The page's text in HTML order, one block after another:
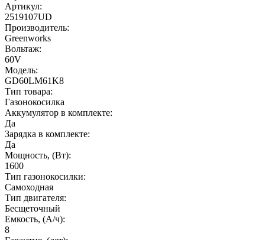
Артикул:
2519107UD
Производитель:
Greenworks
Вольтаж:
60V
Модель:
GD60LM61K8
Тип товара:
Газонокосилка
Аккумулятор в комплекте:
Да
Зарядка в комплекте:
Да
Мощность, (Вт):
1600
Тип газонокосилки:
Самоходная
Тип двигателя:
Бесщеточный
Емкость, (А/ч):
8